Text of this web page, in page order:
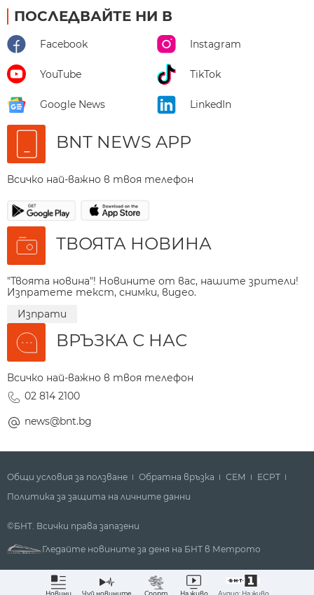
ПОСЛЕДВАЙТЕ НИ В
Facebook Instagram
YouTube TikTok
Google News LinkedIn
BNT NEWS APP
Всичко най-важно в твоя телефон
ТВОЯТА НОВИНА
"Твоята новина"! Новините от вас, нашите зрители!
Изпратете текст, снимки, видео.
Изпрати
ВРЪЗКА С НАС
Всичко най-важно в твоя телефон
02 814 2100
news@bnt.bg
Новини Чуй новините Спорт На живо Аудио: На живо
Общи условия за ползване Обратна връзка СЕМ
ECPT
Политика за защита на личните данни
©БНТ. Всички права запазени
Гледайте новините за деня на БНТ в Метрото